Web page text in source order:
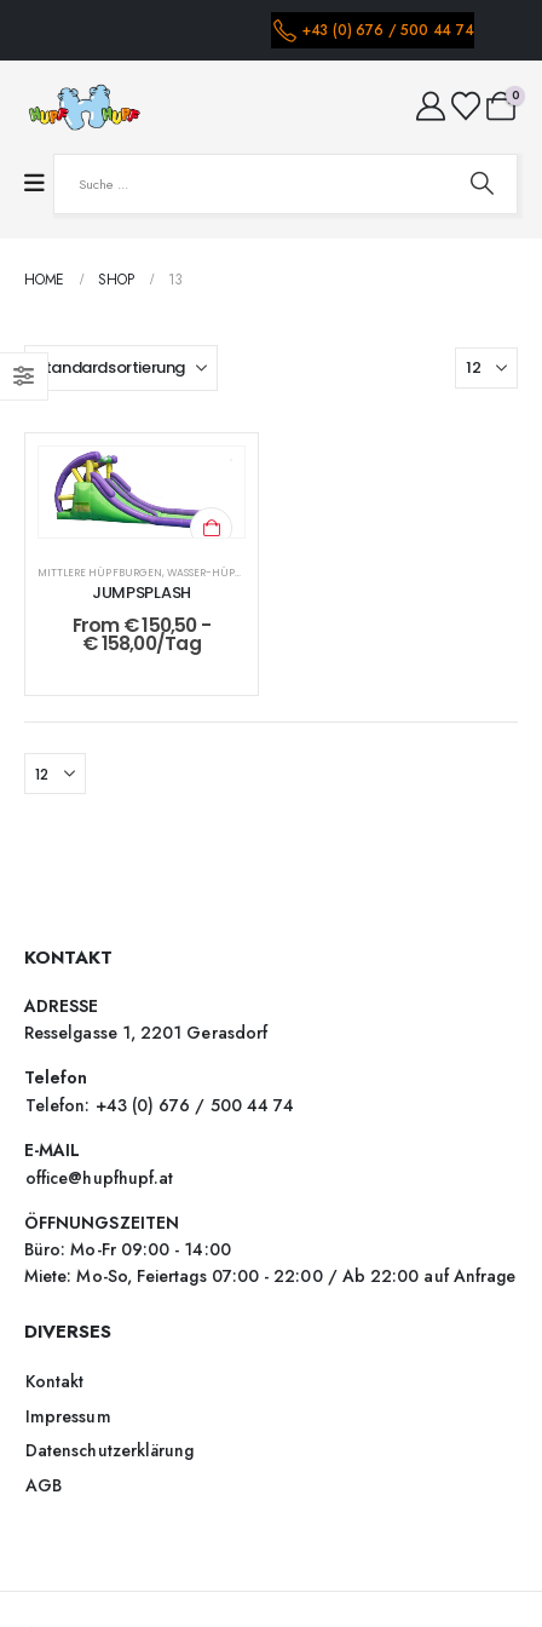
+43 (0) 676 / 500 44 74
0
HOME SHOP 13
MITTLERE HÜPFBURGEN, WASSER-HÜPFBURGEN
JUMPSPLASH
From€150,50-
€158,00/Tag
KONTAKT
ADRESSE
Resselgasse 1, 2201 Gerasdorf
Telefon
Telefon: +43 (0) 676 / 500 44 74
E-MAIL
office@hupfhupf.at
ÖFFNUNGSZEITEN
Büro: Mo-Fr 09:00 - 14:00
Miete: Mo-So, Feiertags 07:00 - 22:00 / Ab 22:00 auf Anfrage
DIVERSES
Kontakt
Impressum
Datenschutzerklärung
AGB